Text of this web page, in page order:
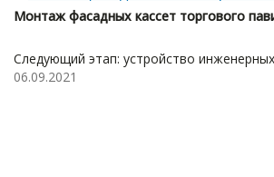
Монтаж фасадных кассет торгового
Следующий этап: устройство
06.09.2021